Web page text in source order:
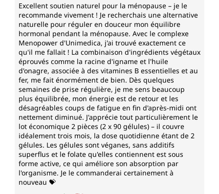
Excellent soutien naturel pour la ménopause – je le
recommande vivement ! Je recherchais une alternative
naturelle pour réguler en douceur mon équilibre
hormonal pendant la ménopause. Avec le complexe
Menopower d'Unimedica, j'ai trouvé exactement ce
qu'il me fallait ! La combinaison d'ingrédients végétaux
éprouvés comme la racine d'igname et l'huile
d'onagre, associée à des vitamines B essentielles et au
fer, me fait énormément de bien. Dès quelques
semaines de prise régulière, je me sens beaucoup
plus équilibrée, mon énergie est de retour et les
désagréables coups de fatigue en fin d'après-midi ont
nettement diminué. J'apprécie tout particulièrement le
lot économique 2 pièces (2 x 90 gélules) – il couvre
idéalement trois mois, la dose quotidienne étant de 2
gélules. Les gélules sont véganes, sans additifs
superflus et le folate qu'elles contiennent est sous
forme active, ce qui améliore son absorption par
l'organisme. Je le commanderai certainement à
nouveau 💝